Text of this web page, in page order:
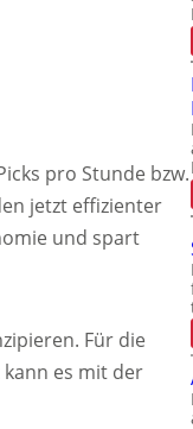
pro Stunde bzw.
jetzt effizienter
und spart
Für die
es mit der